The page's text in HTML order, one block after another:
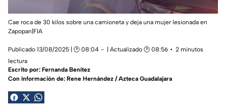
Cae roca de 30 kilos sobre una camioneta y deja una mujer lesionada en
Zapopan|FIA
Publicado 13/08/2025 | 🕑 08:04 | Actualizado 🕑 08:56
2 minutos
lectura
Escrito por: Fernanda Benítez
Con información de: Rene Hernández / Azteca Guadalajara